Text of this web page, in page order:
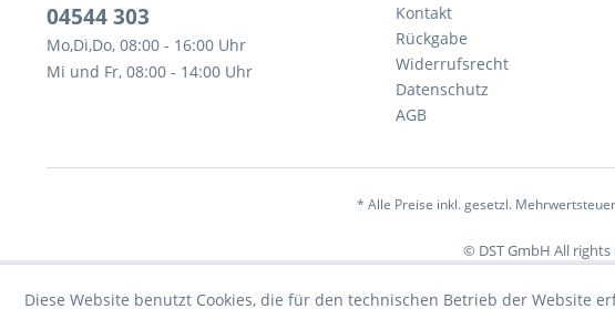
04544 303
Mo,Di,Do, 08:00 - 16:00 Uhr
Mi und Fr, 08:00 - 14:00 Uhr
Kontakt
Rückgabe
Widerrufsrecht
Datenschutz
AGB
* Alle Preise inkl. gesetzl.
© DST GmbH All
Diese Website benutzt Cookies, die für den technischen Betrieb der Website